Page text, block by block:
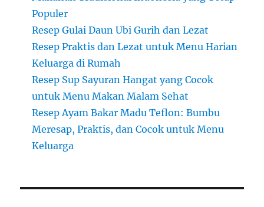
Populer
Resep Gulai Daun Ubi Gurih dan Lezat
Resep Praktis dan Lezat untuk Menu Harian
Keluarga di Rumah
Resep Sup Sayuran Hangat yang Cocok
untuk Menu Makan Malam Sehat
Resep Ayam Bakar Madu Teflon: Bumbu
Meresap, Praktis, dan Cocok untuk Menu
Keluarga